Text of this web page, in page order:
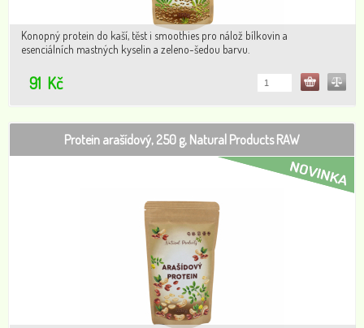
Konopný protein do kaší, těst i smoothies pro nálož bílkovin a
esenciálních mastných kyselin a zeleno-šedou barvu.
91 Kč
Protein arašídový, 250 g, Natural Products RAW